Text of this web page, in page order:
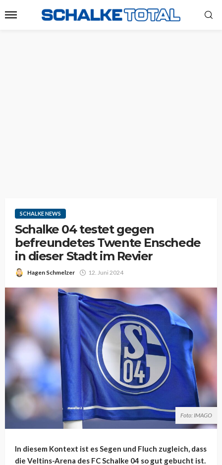
SCHALKE NEWS
Schalke 04 testet gegen
befreundetes Twente Enschede
in dieser Stadt im Revier
Hagen Schmelzer 12. Juni 2024
Foto: IMAGO
In diesem Kontext ist es Segen und Fluch zugleich, dass
die Veltins-Arena des FC Schalke 04 so gut gebucht ist.